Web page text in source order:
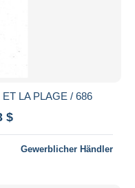
LA PLAGE / 686
$
Gewerblicher Händler